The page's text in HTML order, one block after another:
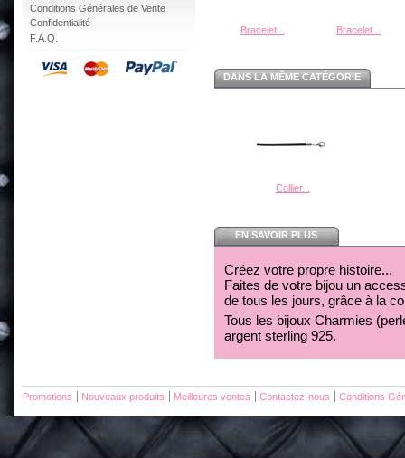
Conditions Générales de Vente
Confidentialité
F.A.Q.
Bracelet... Bracelet...
DANS LA MÊME CATÉGORIE
Collier...
EN SAVOIR PLUS
Créez votre propre histoire...
Faites de votre bijou un
de tous les jours, grâce à la
Tous les bijoux Charmies
argent sterling 925.
Promotions Nouveaux produits Meilleures ventes Contactez-nous Conditions